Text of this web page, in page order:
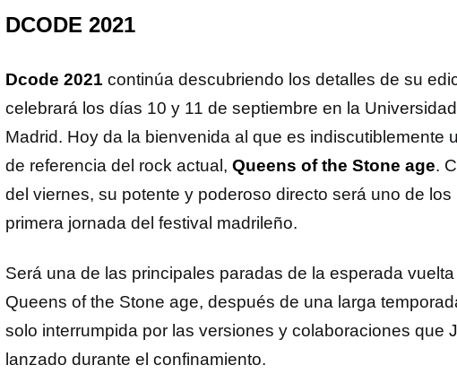
DCODE 2021
Dcode 2021 continúa descubriendo los detalles de su
celebrará los días 10 y 11 de septiembre en la
Madrid. Hoy da la bienvenida al que es indiscutiblemente
de referencia del rock actual, Queens of the Stone age.
del viernes, su potente y poderoso directo será uno de los
primera jornada del festival madrileño.
Será una de las principales paradas de la esperada
Queens of the Stone age, después de una larga
solo interrumpida por las versiones y colaboraciones que
lanzado durante el confinamiento.